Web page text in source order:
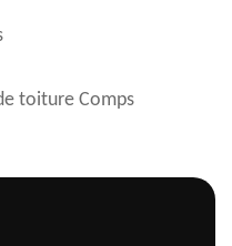
toiture Comps